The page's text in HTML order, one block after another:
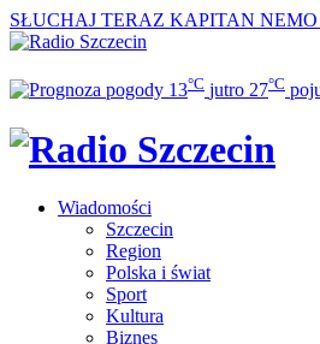
SŁUCHAJ TERAZ KAPITAN
13°C jutro 27°C
Wiadomości
Szczecin
Region
Polska i świat
Sport
Kultura
Biznes